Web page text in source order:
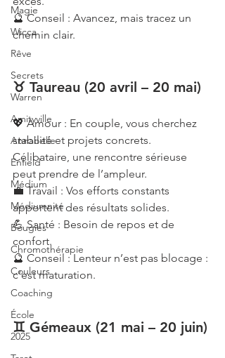
Magie
Wicca
Rêve
Secrets
Warren
Amityville
Annabelle
Enfield
Médium
Médiumnité
Bougies
Chromothérapie
Couleurs
Coaching
École
2025
🔮 Conseil : Avancez, mais tracez un
chemin clair.
♉ Taureau (20 avril – 20 mai)
💖 Amour : En couple, vous cherchez
stabilité et projets concrets.
Célibataire, une rencontre sérieuse
peut prendre de l’ampleur.
💼 Travail : Vos efforts constants
apportent des résultats solides.
💪 Santé : Besoin de repos et de
confort.
🔮 Conseil : Lenteur n’est pas blocage :
c’est maturation.
♊ Gémeaux (21 mai – 20 juin)